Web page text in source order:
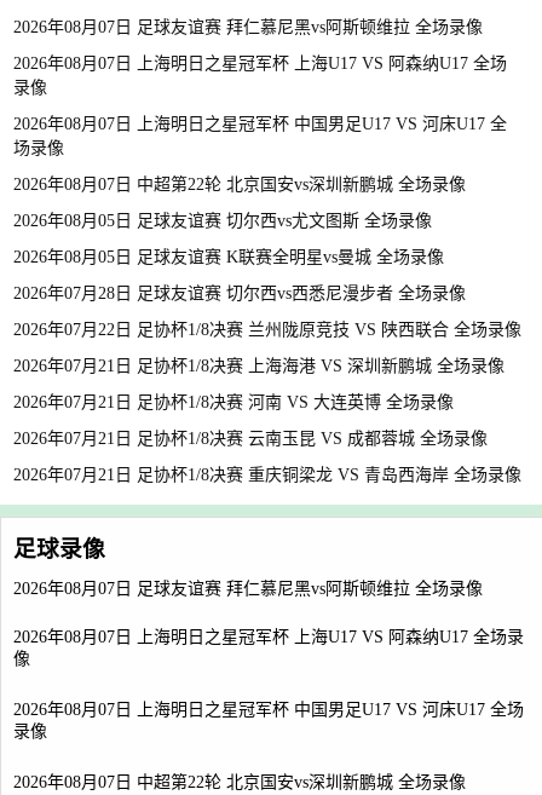
2026年08月07日 足球友谊赛 拜仁慕尼黑vs阿斯顿维拉 全场录像
2026年08月07日 上海明日之星冠军杯 上海U17 VS 阿森纳U17 全场
录像
2026年08月07日 上海明日之星冠军杯 中国男足U17 VS 河床U17 全
场录像
2026年08月07日 中超第22轮 北京国安vs深圳新鹏城 全场录像
2026年08月05日 足球友谊赛 切尔西vs尤文图斯 全场录像
2026年08月05日 足球友谊赛 K联赛全明星vs曼城 全场录像
2026年07月28日 足球友谊赛 切尔西vs西悉尼漫步者 全场录像
2026年07月22日 足协杯1/8决赛 兰州陇原竞技 VS 陕西联合 全场录像
2026年07月21日 足协杯1/8决赛 上海海港 VS 深圳新鹏城 全场录像
2026年07月21日 足协杯1/8决赛 河南 VS 大连英博 全场录像
2026年07月21日 足协杯1/8决赛 云南玉昆 VS 成都蓉城 全场录像
2026年07月21日 足协杯1/8决赛 重庆铜梁龙 VS 青岛西海岸 全场录像
足球录像
2026年08月07日 足球友谊赛 拜仁慕尼黑vs阿斯顿维拉 全场录像
2026年08月07日 上海明日之星冠军杯 上海U17 VS 阿森纳U17 全场录
像
2026年08月07日 上海明日之星冠军杯 中国男足U17 VS 河床U17 全场
录像
2026年08月07日 中超第22轮 北京国安vs深圳新鹏城 全场录像